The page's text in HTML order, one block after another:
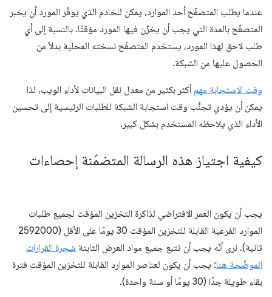
عندما يطلب المتصفّح أحد الموارد، يمكن للخادم الذي يوفّر المورد أن يخبر
المتصفّح بالمدة التي يجب أن يخزّن فيها المورد مؤقتًا. بالنسبة إلى أي
طلب لاحق لهذا المورد، يستخدم المتصفّح نسخته المحلية بدلاً من
الحصول عليها من الشبكة.
وقت الاستجابة مهم أكثر بكثير من معدل نقل البيانات لأداء الويب، لذا
يمكن أن يؤدي تجنُّب وقت استجابة الشبكة للطلبات الرئيسية إلى تحسين
الأداء الذي يلاحظه المستخدم بشكل كبير.
كيفية اجتياز هذه الرسالة المتضمّنة إحصاءات
يجب أن يكون العمر الافتراضي لذاكرة التخزين المؤقت لجميع طلبات
الموارد الفرعية القابلة للتخزين المؤقت 30 يومًا على الأقل (2592000
ثانية). نرى أنّه يجب أن تتبع جميع مواد العرض الثابتة شجرة القرارات
الموضّحة هنا: يجب أن يكون لعناصر الموارد القابلة للتخزين المؤقت فترة
بقاء طويلة جدًا (30 يومًا أو سنة واحدة).